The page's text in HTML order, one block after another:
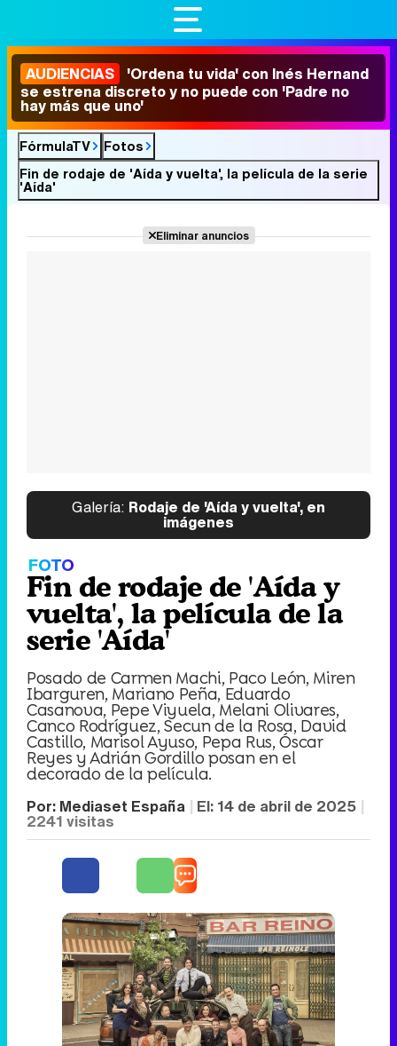
AUDIENCIAS 'Ordena tu vida' con Inés Hernand
se estrena discreto y no puede con 'Padre no
hay más que uno'
FórmulaTV
Fotos
Fin de rodaje de 'Aída y vuelta', la película de la serie
'Aída'
Eliminar anuncios
Galería: Rodaje de 'Aída y vuelta', en
imágenes
FOTO
Fin de rodaje de 'Aída y
vuelta', la película de la
serie 'Aída'
Posado de Carmen Machi, Paco León, Miren
Ibarguren, Mariano Peña, Eduardo
Casanova, Pepe Viyuela, Melani Olivares,
Canco Rodríguez, Secun de la Rosa, David
Castillo, Marisol Ayuso, Pepa Rus, Óscar
Reyes y Adrián Gordillo posan en el
decorado de la película.
Por: Mediaset España El: 14 de abril de 2025
2241 visitas